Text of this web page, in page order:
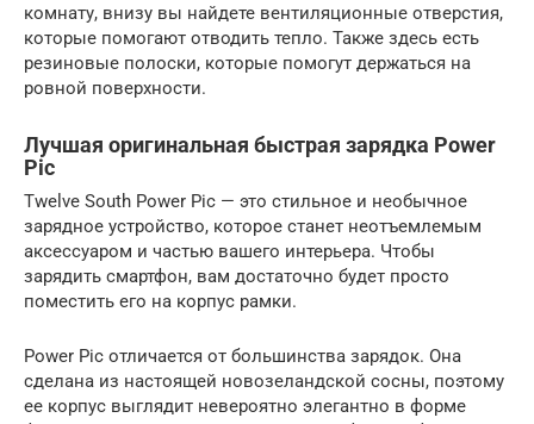
комнату, внизу вы найдете вентиляционные отверстия,
которые помогают отводить тепло. Также здесь есть
резиновые полоски, которые помогут держаться на
ровной поверхности.
Лучшая оригинальная быстрая зарядка Power
Pic
Twelve South Power Pic — это стильное и необычное
зарядное устройство, которое станет неотъемлемым
аксессуаром и частью вашего интерьера. Чтобы
зарядить смартфон, вам достаточно будет просто
поместить его на корпус рамки.
Power Pic отличается от большинства зарядок. Она
сделана из настоящей новозеландской сосны, поэтому
ее корпус выглядит невероятно элегантно в форме